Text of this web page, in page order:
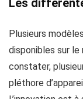
Plusieurs
disponibles sur le
constater,
pléthore